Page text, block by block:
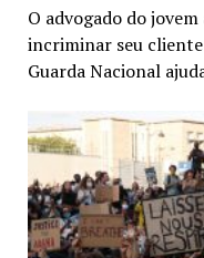
O advogado do
incriminar seu
Guarda Nacional